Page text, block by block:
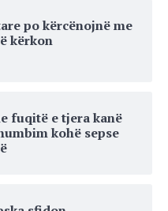
po kërcënojnë me
kërkon
fuqitë e tjera kanë
kohë sepse